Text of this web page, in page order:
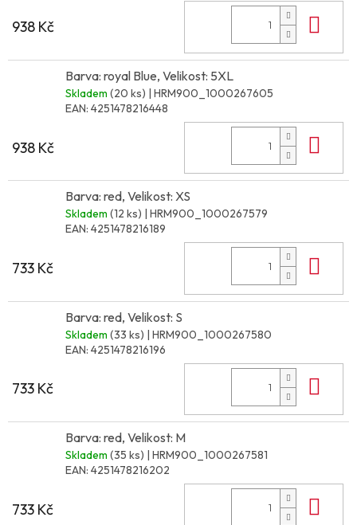
938 Kč
Barva: royal Blue, Velikost: 5XL
Skladem (20 ks) | HRM900_1000267605
EAN: 4251478216448
938 Kč
Barva: red, Velikost: XS
Skladem (12 ks) | HRM900_1000267579
EAN: 4251478216189
733 Kč
Barva: red, Velikost: S
Skladem (33 ks) | HRM900_1000267580
EAN: 4251478216196
733 Kč
Barva: red, Velikost: M
Skladem (35 ks) | HRM900_1000267581
EAN: 4251478216202
733 Kč